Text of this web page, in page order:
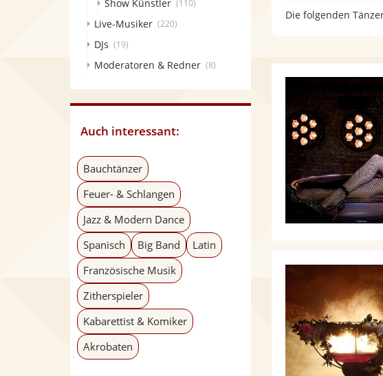
Die folgenden
Show Künstler (110)
Live-Musiker (220)
DJs (19)
Moderatoren & Redner (8)
Auch interessant:
Bauchtänzer
Feuer- & Schlangen
Jazz & Modern Dance
Spanisch
Big Band
Latin
Französische Musik
Zitherspieler
Kabarettist & Komiker
Akrobaten